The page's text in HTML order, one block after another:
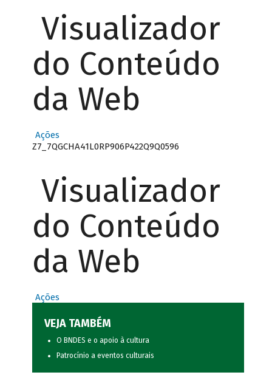
Visualizador
do Conteúdo
da Web
Ações
Z7_7QGCHA41L0RP906P422Q9Q0596
Visualizador
do Conteúdo
da Web
Ações
VEJA TAMBÉM
O BNDES e o apoio à cultura
Patrocínio a eventos culturais